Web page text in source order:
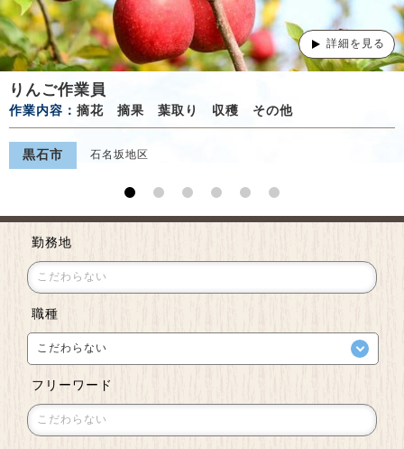
りんご作業員
作業内容： 摘花 摘果 葉取り 収穫 その他
黒石市 石名坂地区
詳細を見る
勤務地
職種
フリーワード